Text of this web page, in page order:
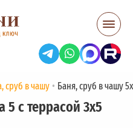
сруб в чашу Баня, сруб в чашу
с террасой 3х5